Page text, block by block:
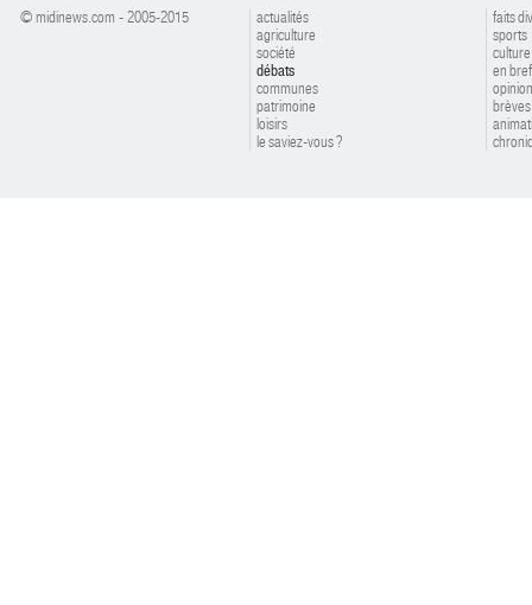
© midinews.com - 2005-2015
actualités
agriculture
société
débats
communes
patrimoine
loisirs
le saviez-vous ?
faits
sports
culture
en bref
brèves